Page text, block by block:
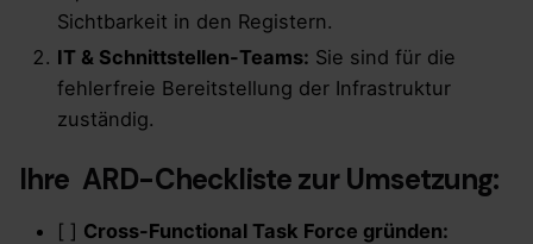
Sichtbarkeit in den Registern.
IT & Schnittstellen-Teams: Sie sind für die
fehlerfreie Bereitstellung der Infrastruktur
zuständig.
Ihre ARD-Checkliste zur Umsetzung:
[ ] Cross-Functional Task Force gründen: